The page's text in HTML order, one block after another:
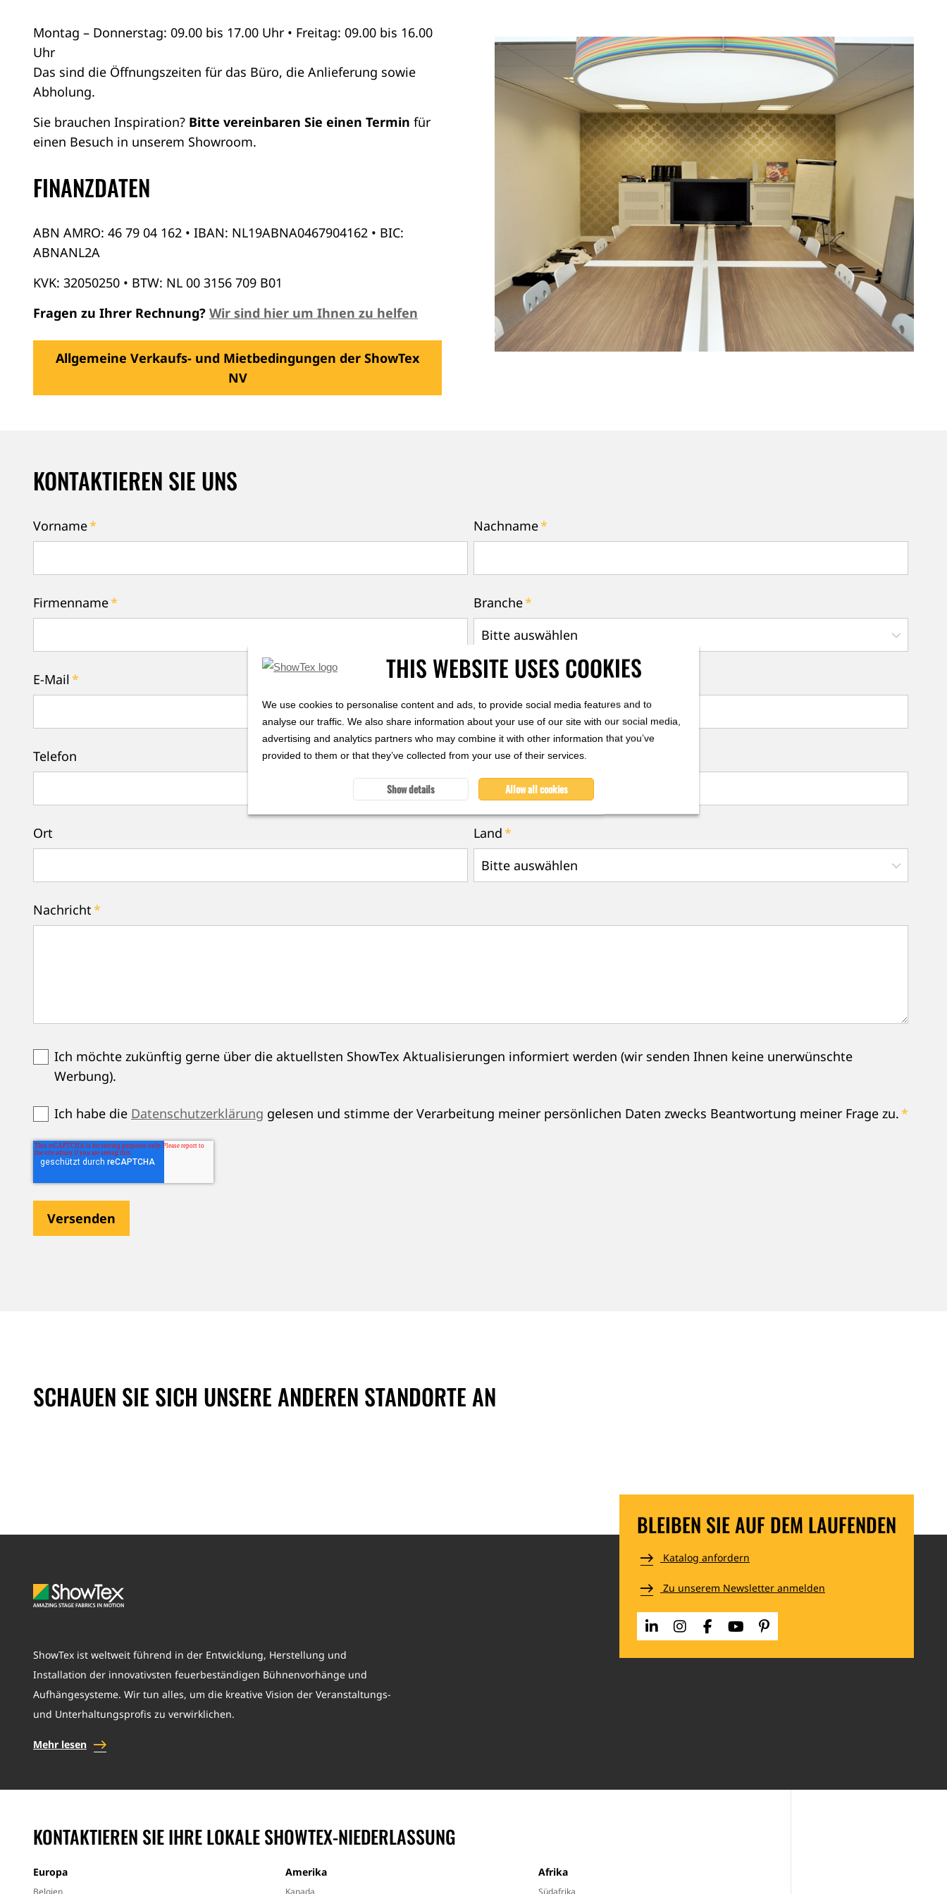
THIS WEBSITE USES COOKIES
We use cookies to personalise content and ads, to provide social media features and to
analyse our traffic. We also share information about your use of our site with our social media,
advertising and analytics partners who may combine it with other information that you’ve
provided to them or that they’ve collected from your use of their services.
Show details Allow all cookies
Montag – Donnerstag: 09.00 bis 17.00 Uhr • Freitag: 09.00 bis 16.00
Uhr
Das sind die Öffnungszeiten für das Büro, die Anlieferung sowie
Abholung.
Sie brauchen Inspiration? Bitte vereinbaren Sie einen Termin für
einen Besuch in unserem Showroom.
FINANZDATEN
ABN AMRO: 46 79 04 162 • IBAN: NL19ABNA0467904162 • BIC:
ABNANL2A
KVK: 32050250 • BTW: NL 00 3156 709 B01
Fragen zu Ihrer Rechnung? Wir sind hier um Ihnen zu helfen
Allgemeine Verkaufs- und Mietbedingungen der ShowTex
NV
KONTAKTIEREN SIE UNS
Vorname* Nachname*
Firmenname* Branche*
E-Mail*
Telefon
Ort Land*
Nachricht*
Ich möchte zukünftig gerne über die aktuellsten ShowTex Aktualisierungen informiert werden (wir senden Ihnen keine unerwünschte
Werbung).
Ich habe die Datenschutzerklärung gelesen und stimme der Verarbeitung meiner persönlichen Daten zwecks Beantwortung meiner Frage zu.*
SCHAUEN SIE SICH UNSERE ANDEREN STANDORTE AN
BLEIBEN SIE AUF DEM LAUFENDEN
Katalog anfordern
Zu unserem Newsletter anmelden
ShowTex ist weltweit führend in der Entwicklung, Herstellung und
Installation der innovativsten feuerbeständigen Bühnenvorhänge und
Aufhängesysteme. Wir tun alles, um die kreative Vision der Veranstaltungs-
und Unterhaltungsprofis zu verwirklichen.
Mehr lesen
KONTAKTIEREN SIE IHRE LOKALE SHOWTEX-NIEDERLASSUNG
Europa
Belgien
Amerika
Kanada
Afrika
Südafrika